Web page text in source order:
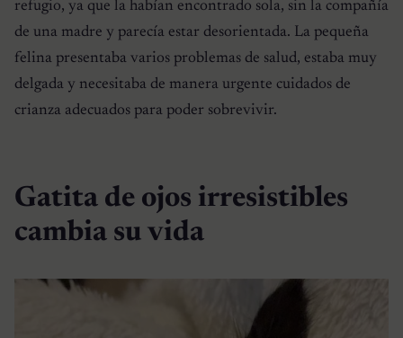
refugio, ya que la habían encontrado sola, sin la compañía
de una madre y parecía estar desorientada. La pequeña
felina presentaba varios problemas de salud, estaba muy
delgada y necesitaba de manera urgente cuidados de
crianza adecuados para poder sobrevivir.
Gatita de ojos irresistibles
cambia su vida